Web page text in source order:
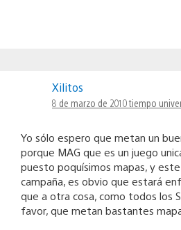
Xilitos
8 de marzo de 2010 tiempo
Yo sólo espero que metan un
porque MAG que es un juego
puesto poquísimos mapas, y
campaña, es obvio que estará
que a otra cosa, como todos los
favor, que metan bastantes